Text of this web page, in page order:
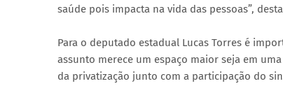
saúde pois impacta na vida das pessoas”,
Para o deputado estadual Lucas Torres é
assunto merece um espaço maior seja em
da privatização junto com a participação do